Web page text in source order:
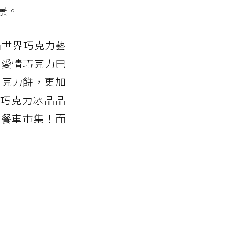
。
界巧克力藝
情巧克力巴
力餅，更加
克力冰品品
車市集！而